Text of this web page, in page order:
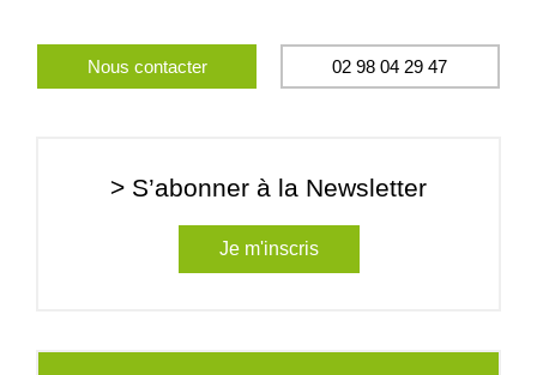
Nous contacter 02 98 04 29 47
> S’abonner à la Newsletter
Je m'inscris